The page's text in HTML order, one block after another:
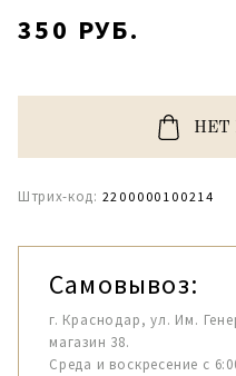
350 РУБ.
НЕТ
Штрих-код: 2200000100214
Самовывоз:
г. Краснодар, ул. Им.
магазин 38.
Среда и воскресение с